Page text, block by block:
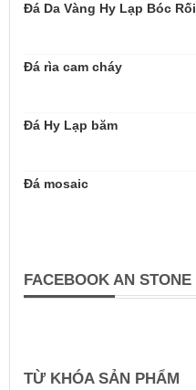
Đá Da Vàng Hy Lạp Bóc Rối
Đá rìa cam cháy
Đá Hy Lạp băm
Đá mosaic
FACEBOOK AN STONE
TỪ KHÓA SẢN PHẨM